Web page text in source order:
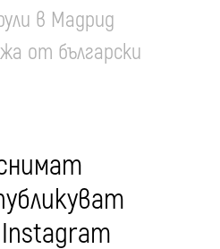
в Мадрид
от български